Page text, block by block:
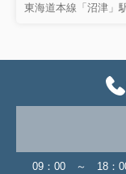
09：00 ～ 18：00